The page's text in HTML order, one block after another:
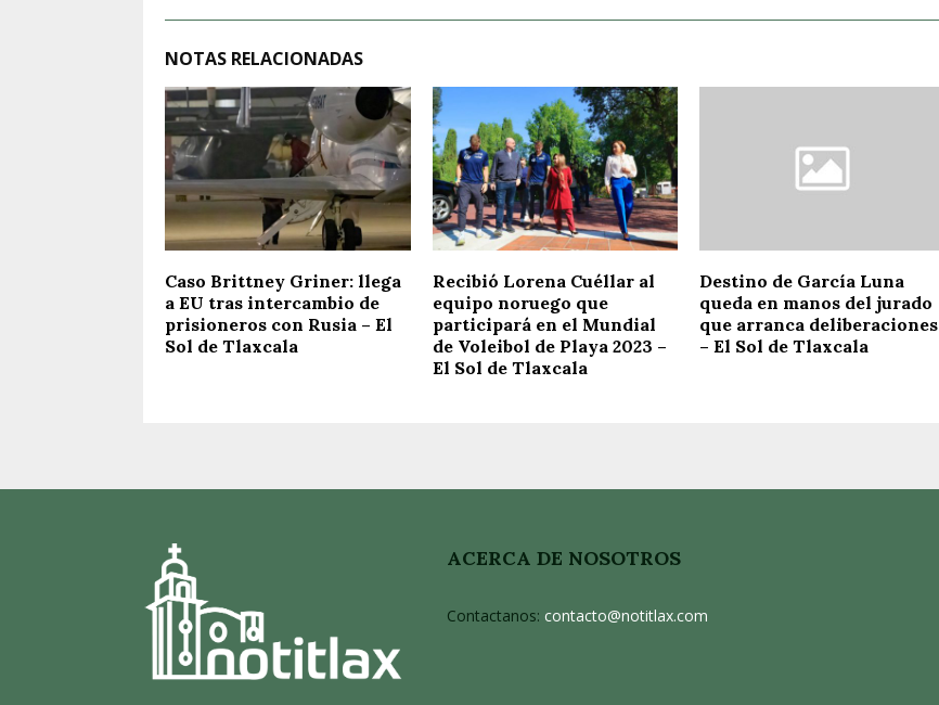
NOTAS RELACIONADAS
Caso Brittney Griner: llega
a EU tras intercambio de
prisioneros con Rusia – El
Sol de Tlaxcala
Recibió Lorena Cuéllar al
equipo noruego que
participará en el Mundial
de Voleibol de Playa 2023 –
El Sol de Tlaxcala
Destino de García Luna
queda en manos del jurado
que arranca deliberaciones
– El Sol de Tlaxcala
ACERCA DE NOSOTROS
Contactanos: contacto@notitlax.com